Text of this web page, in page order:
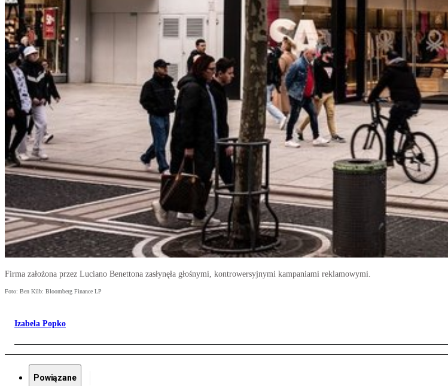
Firma założona przez Luciano Benettona zasłynęła głośnymi, kontrowersyjnymi kampaniami reklamowymi.
Foto: Ben Kilb: Bloomberg Finance LP
Izabela Popko
Powiązane